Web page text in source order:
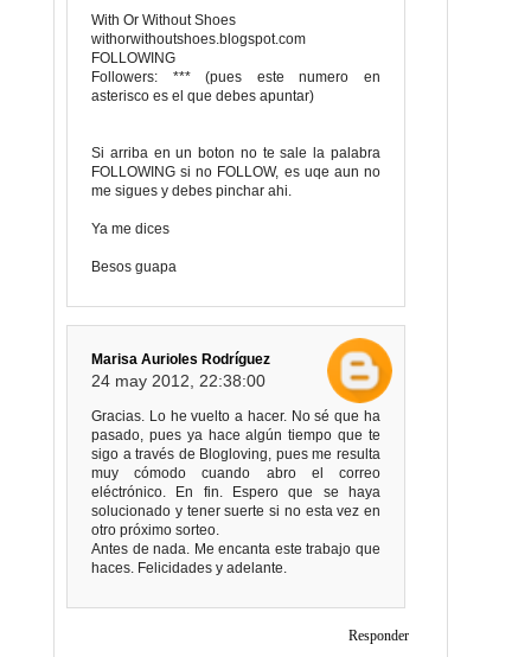
With Or Without Shoes
withorwithoutshoes.blogspot.com
FOLLOWING
Followers: *** (pues este numero en
asterisco es el que debes apuntar)
Si arriba en un boton no te sale la palabra
FOLLOWING si no FOLLOW, es uqe aun no
me sigues y debes pinchar ahi.
Ya me dices
Besos guapa
Marisa Aurioles Rodríguez
24 may 2012, 22:38:00
Gracias. Lo he vuelto a hacer. No sé que ha
pasado, pues ya hace algún tiempo que te
sigo a través de Blogloving, pues me resulta
muy cómodo cuando abro el correo
eléctrónico. En fin. Espero que se haya
solucionado y tener suerte si no esta vez en
otro próximo sorteo.
Antes de nada. Me encanta este trabajo que
haces. Felicidades y adelante.
Responder